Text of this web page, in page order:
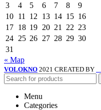
3
4 5 6 7 8
9
10 11 12 13 14 15 16
17 18 19 20 21 22 23
24 25 26 27 28 29 30
31
« Мар
VOLOKNO 2021 CREATED BY
Menu
Categories